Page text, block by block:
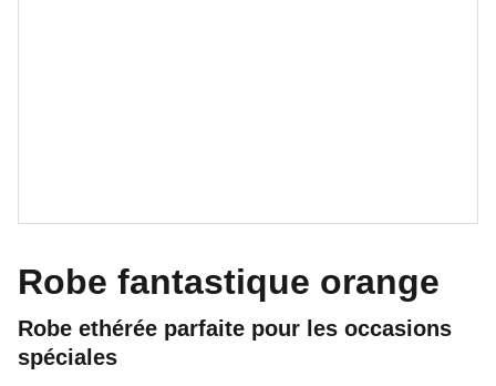
Robe fantastique orange
Robe ethérée parfaite pour les occasions
spéciales